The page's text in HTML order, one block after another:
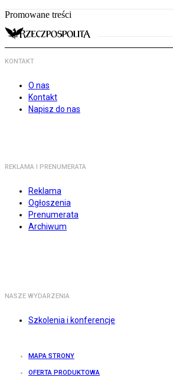
Promowane treści
KONTAKT
O nas
Kontakt
Napisz do nas
REKLAMA I PRENUMERATA
Reklama
Ogłoszenia
Prenumerata
Archiwum
NASZE WYDARZENIA
Szkolenia i konferencje
MAPA STRONY
OFERTA PRODUKTOWA